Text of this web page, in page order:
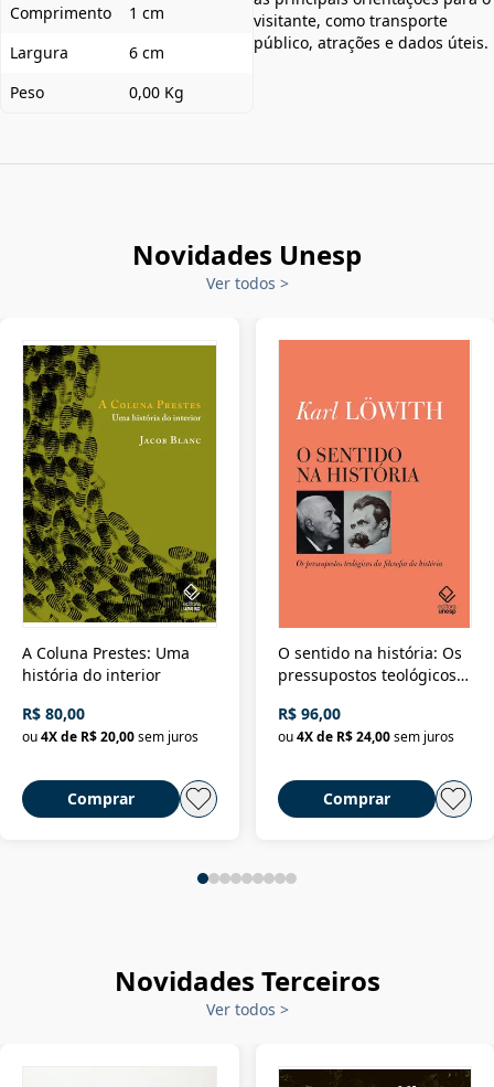
Comprimento
1 cm
Largura
6 cm
Peso
0,00 Kg
visitante, como transporte
público, atrações e dados úteis.
Novidades Unesp
Ver todos >
A Coluna Prestes: Uma
história do interior
R$ 80,00
ou4X de R$ 20,00sem juros
Comprar
O sentido na história: Os
pressupostos teológicos
R$ 96,00
ou 4X de R$ 24,00 sem juros
Comprar
Novidades Terceiros
Ver todos >